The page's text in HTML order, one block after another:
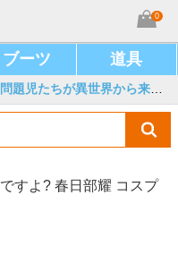
0
ブーツ 道具
問題児たちが異世界から来るそうですよ?